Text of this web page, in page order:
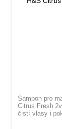
Šampon pro
Citrus Fresh
čistí vlasy i